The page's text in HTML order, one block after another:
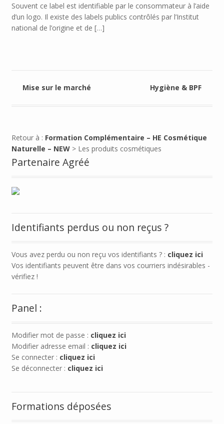
Souvent ce label est identifiable par le consommateur à l’aide
d’un logo. Il existe des labels publics contrôlés par l’Institut
national de l’origine et de […]
Mise sur le marché Hygiène & BPF
Retour à : Formation Complémentaire – HE Cosmétique
Naturelle – NEW> Les produits cosmétiques
Partenaire Agréé
Identifiants perdus ou non reçus ?
Vous avez perdu ou non reçu vos identifiants ? : cliquez ici
Vos identifiants peuvent être dans vos courriers indésirables -
vérifiez !
Panel :
Modifier mot de passe : cliquez ici
Modifier adresse email : cliquez ici
Se connecter : cliquez ici
Se déconnecter : cliquez ici
Formations déposées